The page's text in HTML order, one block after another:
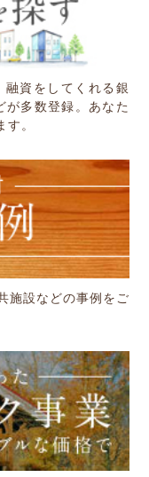
資をしてくれる銀
が多数登録。あなた
。
施設などの事例をご